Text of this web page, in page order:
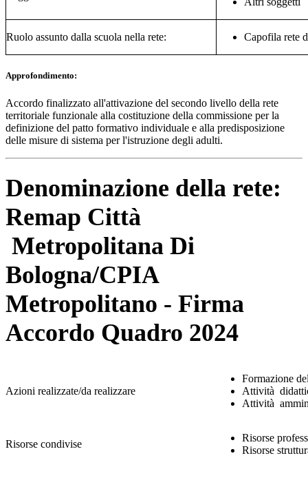
Ruolo assunto dalla scuola nella rete: Capofila rete
Approfondimento:
Accordo finalizzato all'attivazione del secondo livello della rete
territoriale funzionale alla costituzione della commissione per la
definizione del patto formativo individuale e alla predisposizione
delle misure di sistema per l'istruzione degli adulti.
Denominazione della rete:
Remap Città
Metropolitana Di
Bologna/CPIA
Metropolitano - Firma
Accordo Quadro 2024
Azioni realizzate/da realizzare
Formazione
Attività
Attività
Risorse condivise
Risorse
Risorse